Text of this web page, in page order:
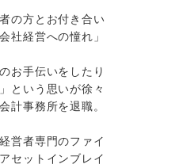
の方とお付き合い
社経営への憧れ」
お手伝いをしたり
という思いが徐々
計事務所を退職。
営者専門のファイ
セットインブレイ